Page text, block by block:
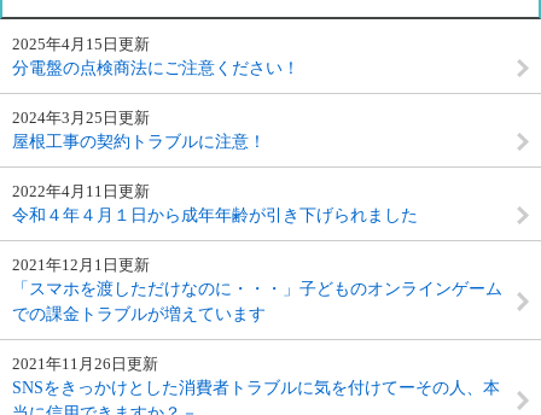
2025年4月15日更新
分電盤の点検商法にご注意ください！
2024年3月25日更新
屋根工事の契約トラブルに注意！
2022年4月11日更新
令和４年４月１日から成年年齢が引き下げられました
2021年12月1日更新
「スマホを渡しただけなのに・・・」子どものオンラインゲーム
での課金トラブルが増えています
2021年11月26日更新
SNSをきっかけとした消費者トラブルに気を付けてーその人、本